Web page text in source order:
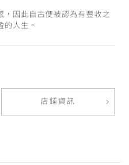
因此自古便被認為有豐收之
人生。
店鋪資訊